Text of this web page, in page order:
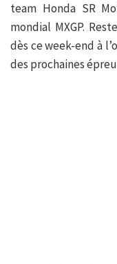
team Honda SR
mondial MXGP.
dès ce week-end à
des prochaines